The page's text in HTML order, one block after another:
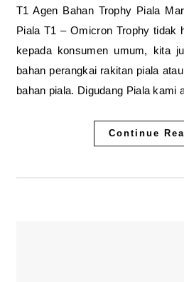
T1 Agen Bahan Trophy Piala
Piala T1 – Omicron Trophy tidak
kepada konsumen umum, kita
bahan perangkai rakitan piala
bahan piala. Digudang Piala kami
Continue